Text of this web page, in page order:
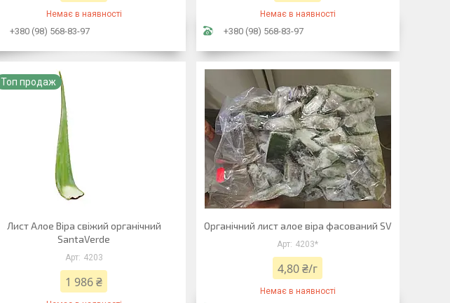
Немає в наявності
+380 (98) 568-83-97
Немає в наявності
+380 (98) 568-83-97
Топ продаж
Лист Алое Віра свіжий органічний
SantaVerde
4203
1 986 ₴
Органічний лист алое віра фасований SV
4203*
4,80 ₴/г
Немає в наявності